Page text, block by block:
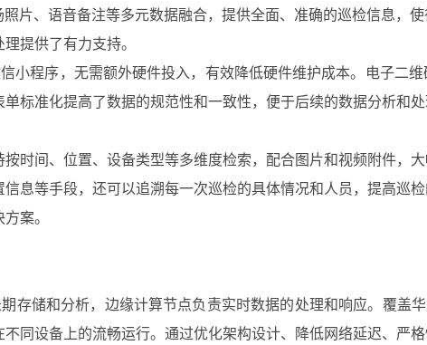
片、语音备注等多元数据融合，提供全面、准确的巡检信息，
提供了有力支持。
小程序，无需额外硬件投入，有效降低硬件维护成本。电子二
标准化提高了数据的规范性和一致性，便于后续的数据分析和
时间、位置、设备类型等多维度检索，配合图片和视频附件，
息等手段，还可以追溯每一次巡检的具体情况和人员，提高巡
案。
存储和分析，边缘计算节点负责实时数据的处理和响应。覆盖
同设备上的流畅运行。通过优化架构设计、降低网络延迟、严